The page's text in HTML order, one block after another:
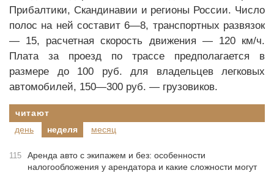
Прибалтики, Скандинавии и регионы России. Число
полос на ней составит 6—8, транспортных развязок
— 15, расчетная скорость движения — 120 км/ч.
Плата за проезд по трассе предполагается в
размере до 100 руб. для владельцев легковых
автомобилей, 150—300 руб. — грузовиков.
читают
день
неделя месяц
115
Аренда авто с экипажем и без: особенности
налогообложения у арендатора и какие сложности могут